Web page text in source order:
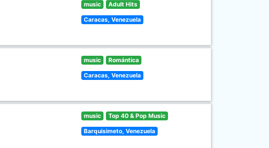
music Adult Hits
Caracas, Venezuela
music Romántica
Caracas, Venezuela
music Top 40 & Pop Music
Barquisimeto, Venezuela